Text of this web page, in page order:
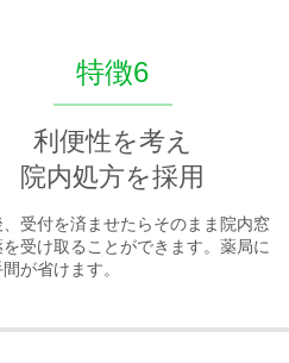
特徴6
利便性を考え
院内処方を採用
受付を済ませたらそのまま院内窓
を受け取ることができます。薬局に
が省けます。